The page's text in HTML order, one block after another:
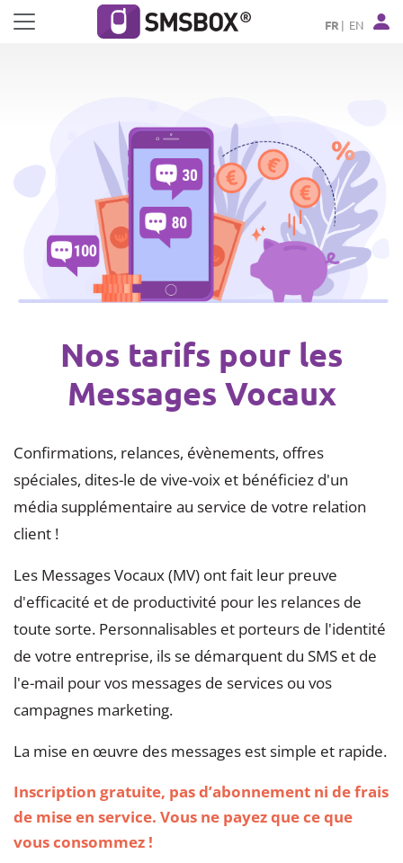
Panneau de gestion des cookies
FR EN
Nos tarifs pour les
Messages Vocaux
Confirmations, relances, évènements, offres
spéciales, dites-le de vive-voix et bénéficiez d'un
média supplémentaire au service de votre relation
client !
Les Messages Vocaux (MV) ont fait leur preuve
d'efficacité et de productivité pour les relances de
toute sorte. Personnalisables et porteurs de l'identité
de votre entreprise, ils se démarquent du SMS et de
l'e-mail pour vos messages de services ou vos
campagnes marketing.
La mise en œuvre des messages est simple et rapide.
Inscription gratuite, pas d’abonnement ni de frais
de mise en service. Vous ne payez que ce que
vous consommez !